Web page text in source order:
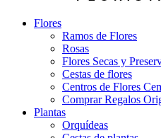
Flores
Ramos de Flores
Rosas
Flores Secas y
Cestas de flores
Centros de Flores
Comprar Regalos
Plantas
Orquídeas